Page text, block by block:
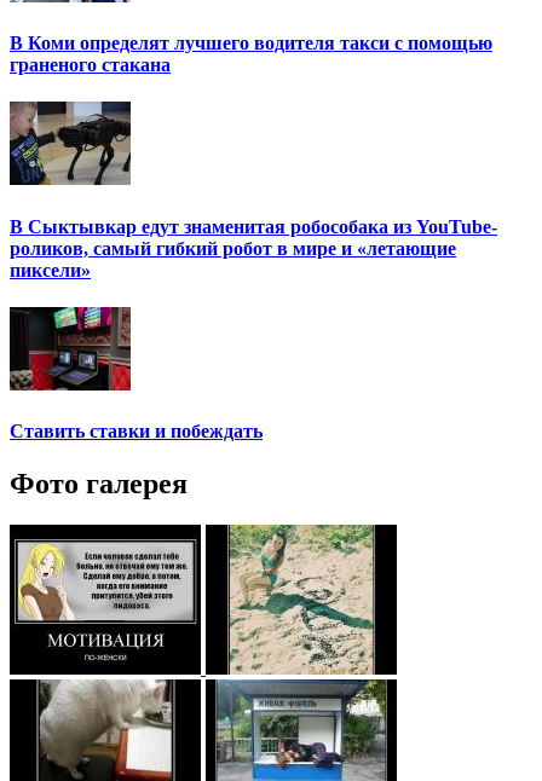
В Коми определят лучшего водителя такси с помощью
граненого стакана
В Сыктывкар едут знаменитая робособака из YouTube-
роликов, самый гибкий робот в мире и «летающие
пиксели»
Ставить ставки и побеждать
Фото галерея